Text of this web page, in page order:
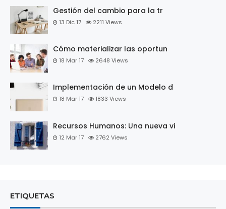
Gestión del cambio para la tr
13 Dic 17 2211 Views
Cómo materializar las oportun
18 Mar 17 2648 Views
Implementación de un Modelo d
18 Mar 17 1833 Views
Recursos Humanos: Una nueva vi
12 Mar 17 2762 Views
ETIQUETAS